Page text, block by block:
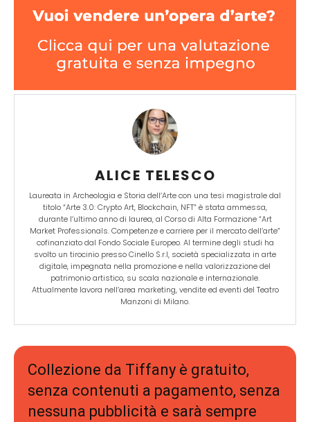
ALICE TELESCO
Laureata in Archeologia e Storia dell’Arte con una tesi magistrale dal
titolo “Arte 3.0: Crypto Art, Blockchain, NFT” è stata ammessa,
durante l’ultimo anno di laurea, al Corso di Alta Formazione “Art
Market Professionals. Competenze e carriere per il mercato dell’arte”
cofinanziato dal Fondo Sociale Europeo. Al termine degli studi ha
svolto un tirocinio presso Cinello S.r.l, società specializzata in arte
digitale, impegnata nella promozione e nella valorizzazione del
patrimonio artistico, su scala nazionale e internazionale.
Attualmente lavora nell’area marketing, vendite ed eventi del Teatro
Manzoni di Milano.
Collezione da Tiffany è gratuito,
senza contenuti a pagamento, senza
nessuna pubblicità e sarà sempre